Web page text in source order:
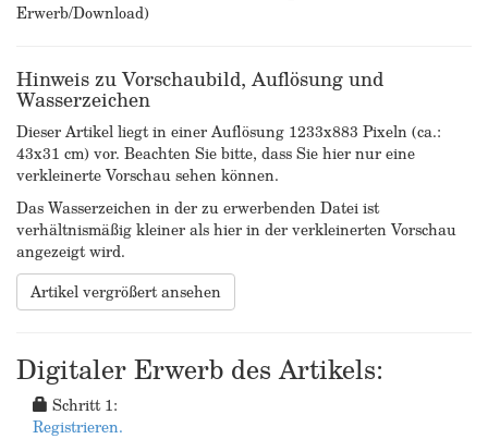
Erwerb/Download)
Hinweis zu Vorschaubild, Auflösung und
Wasserzeichen
Dieser Artikel liegt in einer Auflösung 1233x883 Pixeln (ca.:
43x31 cm) vor. Beachten Sie bitte, dass Sie hier nur eine
verkleinerte Vorschau sehen können.
Das Wasserzeichen in der zu erwerbenden Datei ist
verhältnismäßig kleiner als hier in der verkleinerten Vorschau
angezeigt wird.
Artikel vergrößert ansehen
Digitaler Erwerb des Artikels:
Schritt 1:
Registrieren.